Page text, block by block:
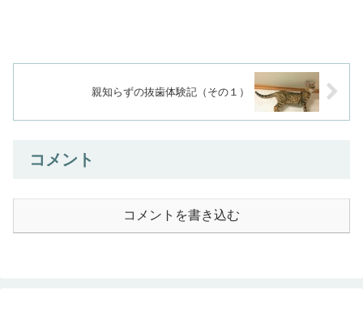
親知らずの抜歯体験記（その１）
コメント
コメントを書き込む